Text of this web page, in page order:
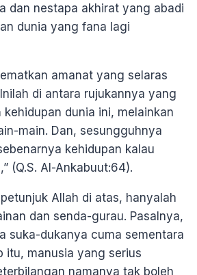
dan nestapa akhirat yang abadi
dunia yang fana lagi
amanat yang selaras
di antara rujukannya yang
kehidupan dunia ini, melainkan
main. Dan, sesungguhnya
kehidupan kalau
(Q.S. Al-Ankabuut:64).
Allah di atas, hanyalah
dan senda-gurau. Pasalnya,
suka-dukanya cuma sementara
itu, manusia yang serius
namanya tak boleh